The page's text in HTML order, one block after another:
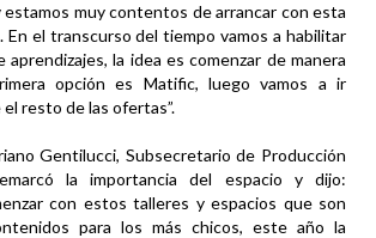
estamos muy contentos de arrancar con esta
En el transcurso del tiempo vamos a habilitar
la idea es comenzar de manera
opción es Matific, luego vamos a ir
resto de las ofertas”.
Gentilucci, Subsecretario de Producción
la importancia del espacio y dijo:
con estos talleres y espacios que son
para los más chicos, este año la